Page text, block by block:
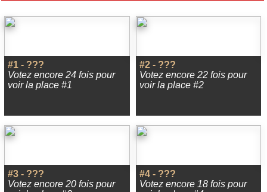
#1 - ???
Votez encore 24 fois pour
voir la place #1
#2 - ???
Votez encore 22 fois pour
voir la place #2
#3 - ???
Votez encore 20 fois pour
#4 - ???
Votez encore 18 fois pour